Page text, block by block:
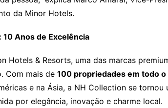
da Minor Hotels.
10 Anos de Excelência
Hotels & Resorts, uma das marcas
Com mais de 100 propriedades em todo
e na Ásia, a NH Collection se
por elegância, inovação e charme local.